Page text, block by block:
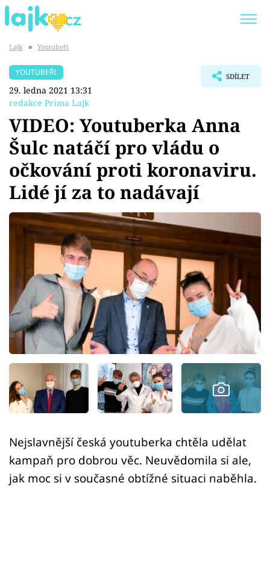
SHOPAHOLICADEL
Témata
Showbyznys
Youtubeři
Virály
Sex a vztahy
Videa
Sledujte prima+
Přihlášení
Sledujte nás
Lajk ■ Youtubeři
YOUTUBEŘI
29. ledna 2021 13:31
redakce Prima Lajk
SDÍLET
VIDEO: Youtuberka Anna
Šulc natáčí pro vládu o
očkování proti koronaviru.
Lidé jí za to nadávají
Nejslavnější česká youtuberka chtěla udělat
kampaň pro dobrou věc. Neuvědomila si ale,
jak moc si v současné obtížné situaci naběhla.